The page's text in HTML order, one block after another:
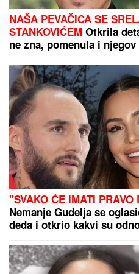
NAŠA PEVAČICA SE
STANKOVIĆEM Otkrila
ne zna, pomenula i
"SVAKO ĆE IMATI PRAVO
Nemanje Gudelja se
deda i otkrio kakvi su